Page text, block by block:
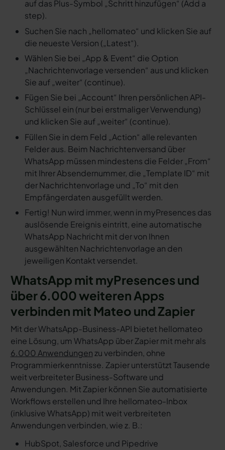
auf das Plus-Symbol „Schritt hinzufügen“ (Add a
step).
Suchen Sie nach „hellomateo“ und klicken Sie auf
die neueste Version („Latest“).
Wählen Sie bei „App & Event“ die Option
„Nachrichtenvorlage versenden“ aus und klicken
Sie auf „weiter“ (continue).
Fügen Sie bei „Account“ Ihren persönlichen API-
Schlüssel ein (nur bei erstmaliger Verwendung)
und klicken Sie auf „weiter“ (continue).
Füllen Sie in dem Feld „Action“ alle relevanten
Felder aus. Beim Nachrichtenversand über
WhatsApp müssen mindestens die Felder „From“
mit Ihrer Absendernummer, die „Template ID“ mit
der Nachrichtenvorlage und „To“ mit den
Empfängerdaten ausgefüllt werden.
Fertig! Nun wird immer, wenn in myPresences das
auslösende Ereignis eintritt, eine automatische
WhatsApp Nachricht mit der von Ihnen
ausgewählten Nachrichtenvorlage an den
jeweiligen Kontakt versendet.
WhatsApp mit myPresences und
über 6.000 weiteren Apps
verbinden mit Mateo und Zapier
Mit der WhatsApp-Business-API bietet hellomateo
eine Lösung, um WhatsApp über Zapier mit mehr als
6.000 Anwendungenzu verbinden, ohne
Programmierkenntnisse. Zapier unterstützt Tausende
weit verbreiteter Business-Software und
Anwendungen. Mit Zapier können Sie automatisierte
Workflows erstellen und Ihre hellomateo-Inbox
(inklusive WhatsApp) mit weit verbreiteten
Anwendungen verbinden, wie z. B.:
HubSpot, Salesforce und Pipedrive